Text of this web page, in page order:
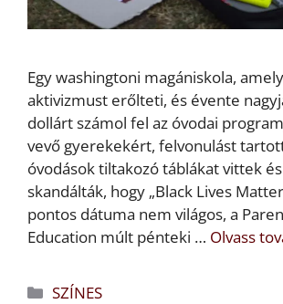
Egy washingtoni magániskola,
aktivizmust erőlteti, és évente
dollárt számol fel az óvodai
vevő gyerekekért, felvonulást
óvodások tiltakozó táblákat vittek
skandálták, hogy „Black Lives
pontos dátuma nem világos, a
Education múlt pénteki … Olvass
Kategória
SZÍNES